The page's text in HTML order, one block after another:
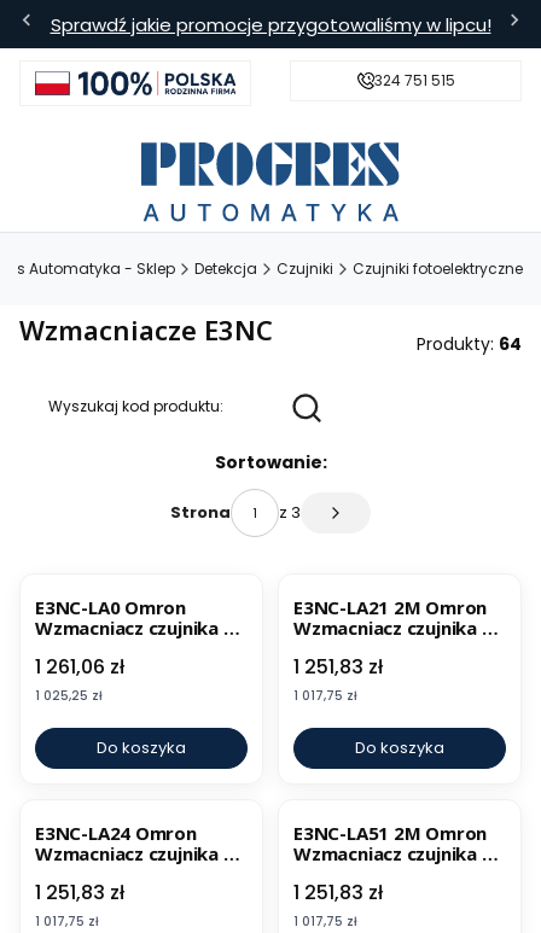
Sprawdź jakie promocje przygotowaliśmy w lipcu!
Bezpieczna wysyłka
324 751 515
Automatyka - Sklep Detekcja Czujniki Czujniki fotoelektryczne
Wzmacniacze E3NC Produkty: 64
Wyszukaj kod produktu:
Sortowanie:
Strona z 3 Następne produkty
E3NC-LA0 Omron
Wzmacniacz czujnika N-
Cena
1 261,06 zł
Cena
1 025,25 zł
Do koszyka
E3NC-LA21 2M Omron
Wzmacniacz czujnika N-
Cena
1 251,83 zł
Cena
1 017,75 zł
Do koszyka
E3NC-LA24 Omron
Wzmacniacz czujnika N-
Cena
1 251,83 zł
Cena
1 017,75 zł
E3NC-LA51 2M Omron
Wzmacniacz czujnika N-
Cena
1 251,83 zł
Cena
1 017,75 zł